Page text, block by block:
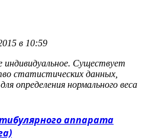
в 10:59
Существует
статистических данных,
определения нормального веса
аппарата